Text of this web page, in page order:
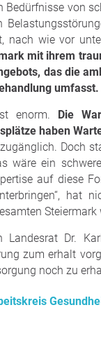
Bedürfnisse von
nach wie vor
mit ihrem
das die
umfasst.
enorm. Die
haben
Doch
wäre ein
auf diese
hat
Steiermark
Landesrat Dr.
zum erhalt
noch zu